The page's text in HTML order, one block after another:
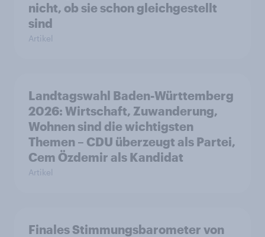
nicht, ob sie schon gleichgestellt
sind
Artikel
Landtagswahl Baden-Württemberg
2026: Wirtschaft, Zuwanderung,
Wohnen sind die wichtigsten
Themen – CDU überzeugt als Partei,
Cem Özdemir als Kandidat
Artikel
Finales Stimmungsbarometer von